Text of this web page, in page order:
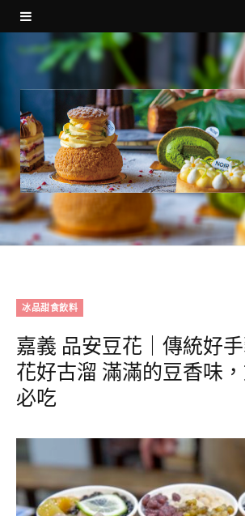
冰品甜食飲料
嘉義 品安豆花｜傳統好
花好古溜 滿滿的豆香味
必吃